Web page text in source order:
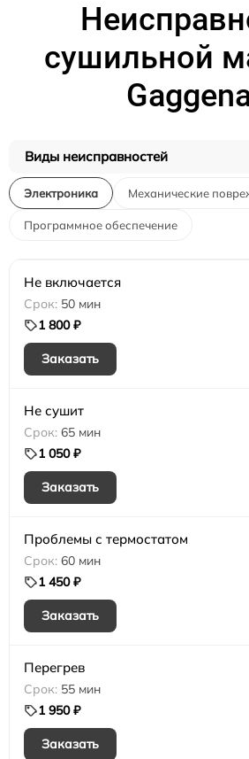
сушильной
Виды неисправностей
Электроника Механические
Программное обеспечение
Не включается
50 мин
1 800 ₽
Заказать
Не сушит
65 мин
1 050 ₽
Заказать
Проблемы с термостатом
60 мин
1 450 ₽
Заказать
Перегрев
55 мин
1 950 ₽
Заказать